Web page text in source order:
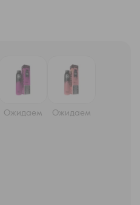
Ожидаем Ожидаем